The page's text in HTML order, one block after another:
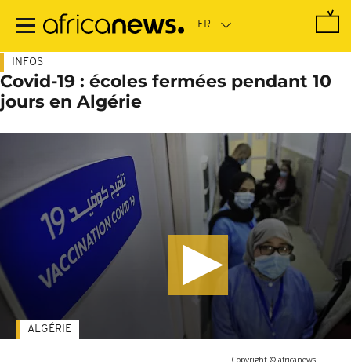
contenu
INFOS
Covid-19 : écoles fermées pendant 10
jours en Algérie
-
Copyright © africanews
ALGÉRIE